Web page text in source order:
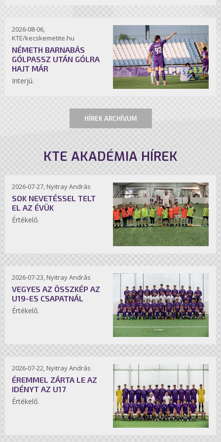
2026-08-06,
KTE/kecskemetite.hu
NÉMETH BARNABÁS
GÓLPASSZ UTÁN GÓLRA
HAJT MÁR
Interjú.
HÍREK ARCHÍVUM
KTE AKADÉMIA HÍREK
2026-07-27, Nyitray András
SOK NEVETÉSSEL TELT
EL AZ ÉVÜK
Értékelő.
2026-07-23, Nyitray András
VEGYES AZ ÖSSZKÉP AZ
U19-ES CSAPATNÁL
Értékelő.
2026-07-22, Nyitray András
ÉREMMEL ZÁRTA LE AZ
IDÉNYT AZ U17
Értékelő.